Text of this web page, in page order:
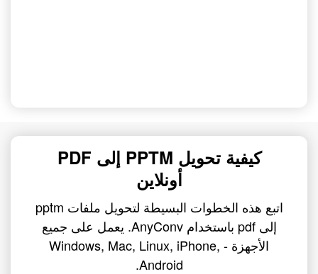
كيفية تحويل PPTM إلى PDF
أونلاين
اتبع هذه الخطوات البسيطة لتحويل ملفات pptm
إلى pdf باستخدام AnyConv. يعمل على جميع
الأجهزة - Windows, Mac, Linux, iPhone,
Android.